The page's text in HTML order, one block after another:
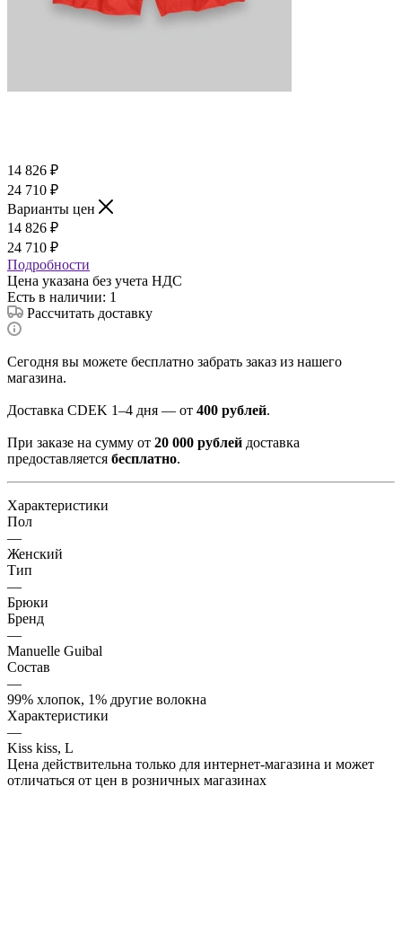
14 826 ₽
24 710 ₽
Варианты цен
14 826 ₽
24 710 ₽
Подробности
Цена указана без учета НДС
Есть в наличии: 1
Рассчитать доставку
Сегодня вы можете бесплатно забрать заказ из нашего
магазина.
Доставка CDEK 1–4 дня — от 400 рублей.
При заказе на сумму от 20 000 рублей доставка
предоставляется бесплатно.
Характеристики
Пол
—
Женский
Тип
—
Брюки
Бренд
—
Manuelle Guibal
Состав
—
99% хлопок, 1% другие волокна
Характеристики
—
Kiss kiss, L
Цена действительна только для интернет-магазина и может
отличаться от цен в розничных магазинах